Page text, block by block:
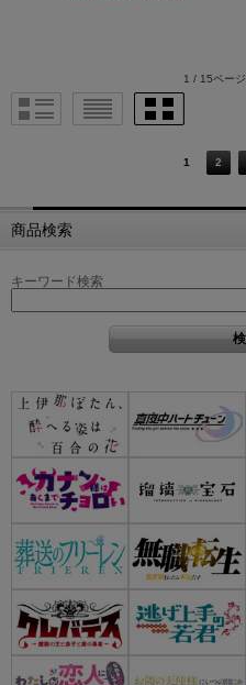
1 / 15ページ
1 2
商品検索
キーワード検索